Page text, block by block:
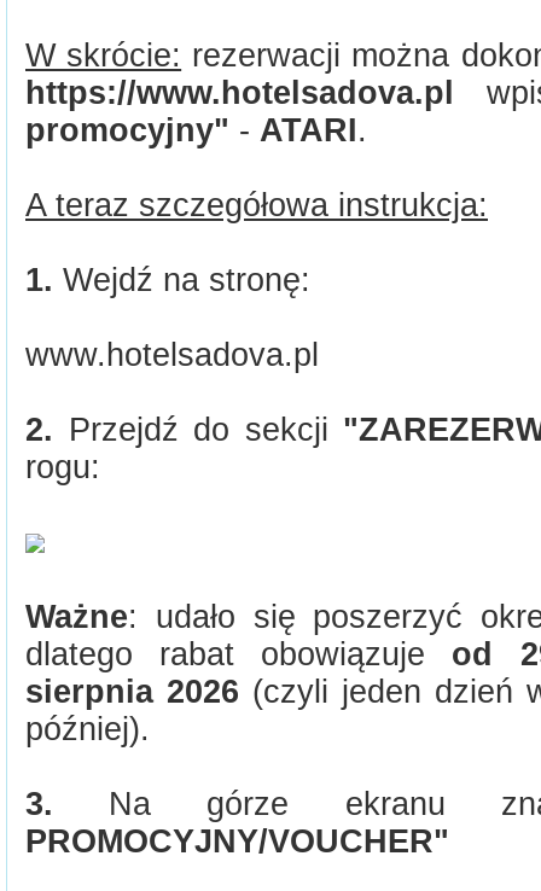
W skrócie: rezerwacji można
https://www.hotelsadova.pl
promocyjny" - ATARI.
A teraz szczegółowa instrukcja:
1. Wejdź na stronę:
www.hotelsadova.pl
2. Przejdź do sekcji
rogu:
Ważne: udało się poszerzyć
dlatego rabat obowiązuje od
sierpnia 2026 (czyli jeden dzień
później).
3. Na górze ekranu
PROMOCYJNY/VOUCHER"